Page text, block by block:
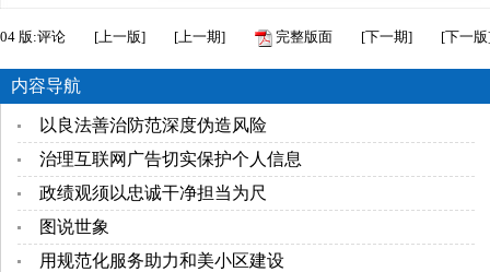
04 版:评论 [上一版] [上一期] 完整版面 [下一期] [下一版
内容导航
以良法善治防范深度伪造风险
治理互联网广告切实保护个人信息
政绩观须以忠诚干净担当为尺
图说世象
用规范化服务助力和美小区建设